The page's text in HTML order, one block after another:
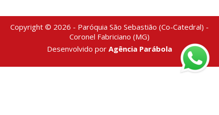
Copyright © 2026 - Paróquia São Sebastião (Co-Catedral) -
Coronel Fabriciano (MG)
Desenvolvido por Agência Parábola